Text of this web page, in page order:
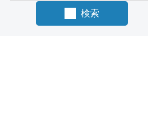
検索